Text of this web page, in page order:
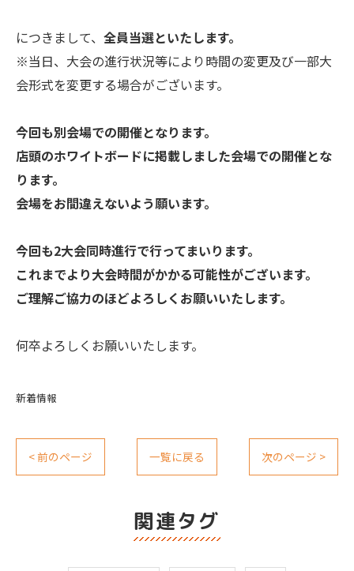
につきまして、 全員当選といたします。
※当日、大会の進行状況等により時間の変更及び一部大
会形式を変更する場合がございます。
今回も別会場での開催となります。
店頭のホワイトボードに掲載しました会場での開催とな
ります。
会場をお間違えないよう願います。
今回も2大会同時進行で行ってまいります。
これまでより大会時間がかかる可能性がございます。
ご理解ご協力のほどよろしくお願いいたします。
何卒よろしくお願いいたします。
新着情報
< 前のページ 一覧に戻る 次のページ >
関連タグ